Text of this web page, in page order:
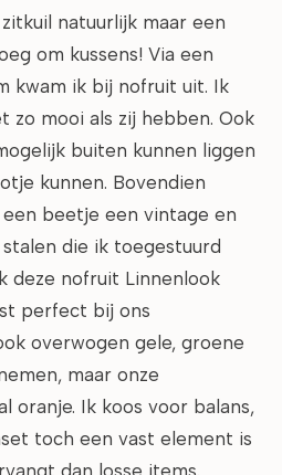
natuurlijk maar een
om kussens! Via een
kwam ik bij nofruit uit. Ik
zo mooi als zij hebben. Ook
buiten kunnen liggen
kunnen. Bovendien
beetje een vintage en
die ik toegestuurd
deze nofruit Linnenlook
perfect bij ons
overwogen gele, groene
maar onze
oranje. Ik koos voor balans,
toch een vast element is
dan losse items.